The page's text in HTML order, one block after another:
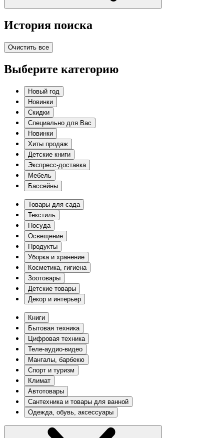
История поиска
Очистить все
Выберите категорию
Новый год
Новинки
Скидки
Специально для Вас
Новинки
Хиты продаж
Детские книги
Экспресс-доставка
Мебель
Бассейны
Товары для сада
Текстиль
Посуда
Освещение
Продукты
Уборка и хранение
Косметика, гигиена
Зоотовары
Детские товары
Декор и интерьер
Книги
Бытовая техника
Цифровая техника
Теле-аудио-видео
Мангалы, барбекю
Спорт и туризм
Климат
Автотовары
Сантехника и товары для ванной
Одежда, обувь, аксессуары